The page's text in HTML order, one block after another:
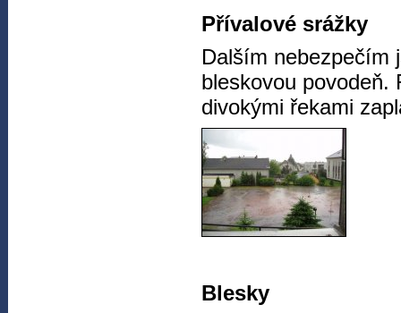
Přívalové srážky
Dalším nebezpečím
bleskovou povodeň.
divokými řekami
Blesky